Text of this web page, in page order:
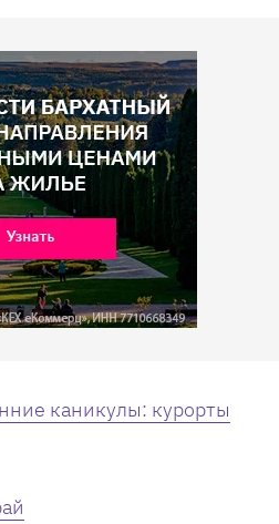
каникулы: курорты